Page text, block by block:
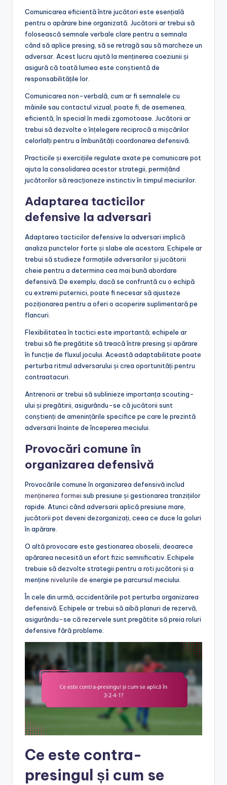
Comunicarea eficientă între jucători este esențială
pentru o apărare bine organizată. Jucătorii ar trebui să
folosească semnale verbale clare pentru a semnala
când să aplice presing, să se retragă sau să marcheze un
adversar. Acest lucru ajută la menținerea coeziunii și
asigură că toată lumea este conștientă de
responsabilitățile lor.
Comunicarea non-verbală, cum ar fi semnalele cu
mâinile sau contactul vizual, poate fi, de asemenea,
eficientă, în special în medii zgomotoase. Jucătorii ar
trebui să dezvolte o înțelegere reciprocă a mișcărilor
celorlalți pentru a îmbunătăți coordonarea defensivă.
Practicile și exercițiile regulate axate pe comunicare pot
ajuta la consolidarea acestor strategii, permițând
jucătorilor să reacționeze instinctiv în timpul meciurilor.
Adaptarea tacticilor
defensive la adversari
Adaptarea tacticilor defensive la adversari implică
analiza punctelor forte și slabe ale acestora. Echipele ar
trebui să studieze formațiile adversarilor și jucătorii
cheie pentru a determina cea mai bună abordare
defensivă. De exemplu, dacă se confruntă cu o echipă
cu extremi puternici, poate fi necesar să ajusteze
poziționarea pentru a oferi o acoperire suplimentară pe
flancuri.
Flexibilitatea în tactici este importantă; echipele ar
trebui să fie pregătite să treacă între presing și apărare
în funcție de fluxul jocului. Această adaptabilitate poate
perturba ritmul adversarului și crea oportunități pentru
contraatacuri.
Antrenorii ar trebui să sublinieze importanța scouting-
ului și pregătirii, asigurându-se că jucătorii sunt
conștienți de amenințările specifice pe care le prezintă
adversarii înainte de începerea meciului.
Provocări comune în
organizarea defensivă
Provocările comune în organizarea defensivă includ
menținerea formei sub presiune și gestionarea tranzițiilor
rapide. Atunci când adversarii aplică presiune mare,
jucătorii pot deveni dezorganizați, ceea ce duce la goluri
în apărare.
O altă provocare este gestionarea oboselii, deoarece
apărarea necesită un efort fizic semnificativ. Echipele
trebuie să dezvolte strategii pentru a roti jucătorii și a
menține nivelurile de energie pe parcursul meciului.
În cele din urmă, accidentările pot perturba organizarea
defensivă. Echipele ar trebui să aibă planuri de rezervă,
asigurându-se că rezervele sunt pregătite să preia roluri
defensive fără probleme.
Ce este contra-
presingul și cum se